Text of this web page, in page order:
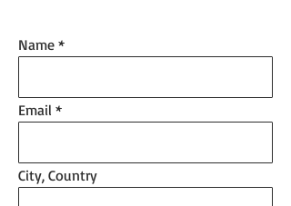
Name
Email
City, Country